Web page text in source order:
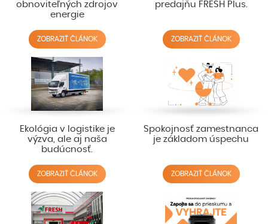
obnoviteľných zdrojov
energie
ZOBRAZIŤ ČLÁNOK
predajňu FRESH Plus.
ZOBRAZIŤ ČLÁNOK
Ekológia v logistike je
výzva, ale aj naša
budúcnosť.
ZOBRAZIŤ ČLÁNOK
Spokojnosť zamestnanca
je základom úspechu
ZOBRAZIŤ ČLÁNOK